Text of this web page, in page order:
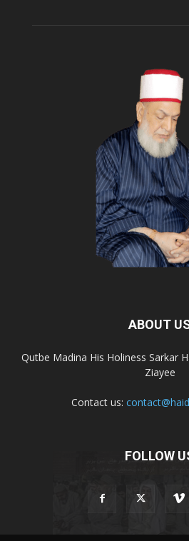
ABOUT
Qutbe Madina His Holiness Sarkar
Ziayee
Contact us:
FOLLOW